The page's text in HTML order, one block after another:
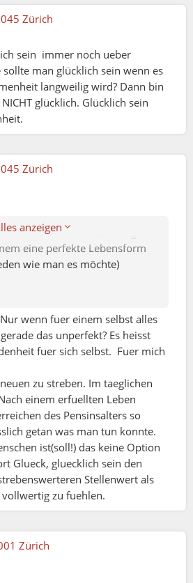
Zürich
sein immer noch ueber
man glücklich sein wenn es
langweilig wird? Dann bin
glücklich. Glücklich sein
Zürich
anzeigen
zu sein. Gemäss einer
es perfekt ohne Fehler zu
aber auch viele andere Dinge
zum Glück!) nicht unter
stehen und die ich leider als
betrachte dürfte nach
vollkommen fühlen wenn
Beziehung wo man nichts mehr
man lieber keine Beziehung hat
eine perfekte Lebensform
wie man es möchte)
wenn fuer einem selbst alles
das unperfekt? Es heisst
fuer sich selbst. Fuer mich
zu streben. Im taeglichen
einem erfuellten Leben
des Pensinsalters so
getan was man tun konnte.
ist(soll!) das keine Option
Glueck, gluecklich sein den
Stellenwert als
zu fuehlen.
Zürich